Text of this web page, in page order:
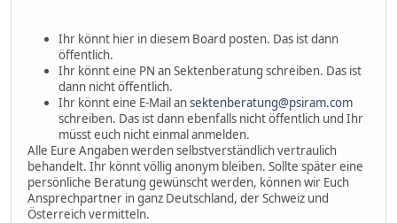
Ihr könnt hier in diesem Board posten. Das ist dann
öffentlich.
Ihr könnt eine PN an Sektenberatung schreiben. Das ist
dann nicht öffentlich.
Ihr könnt eine E-Mail ansektenberatung@psiram.com
schreiben. Das ist dann ebenfalls nicht öffentlich und Ihr
müsst euch nicht einmal anmelden.
Alle Eure Angaben werden selbstverständlich vertraulich
behandelt. Ihr könnt völlig anonym bleiben. Sollte später eine
persönliche Beratung gewünscht werden, können wir Euch
Ansprechpartner in ganz Deutschland, der Schweiz und
Österreich vermitteln.